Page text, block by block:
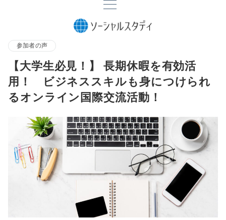
参加者の声
【大学生必見！】 長期休暇を有効活
用！ ビジネススキルも身につけられ
るオンライン国際交流活動！